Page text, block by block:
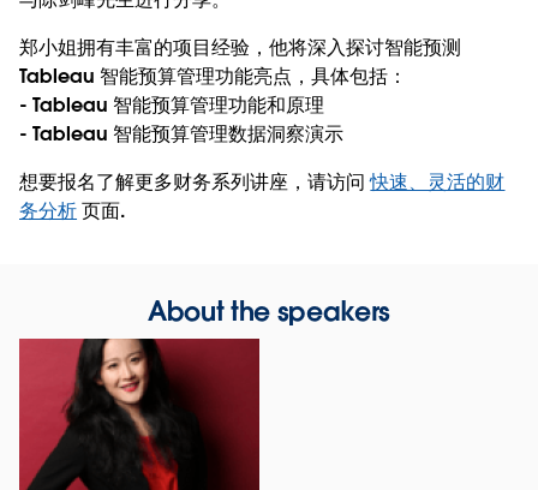
郑小姐拥有丰富的项目经验，他将深入探讨智能预测
Tableau 智能预算管理功能亮点，具体包括：
- Tableau 智能预算管理功能和原理
- Tableau 智能预算管理数据洞察演示
想要报名了解更多财务系列讲座，请访问快速、灵活的财
务分析页面.
About the speakers